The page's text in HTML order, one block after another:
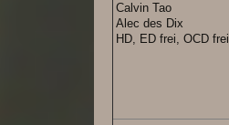
Calvin Tao
Alec des Dix
HD, ED frei, OCD frei